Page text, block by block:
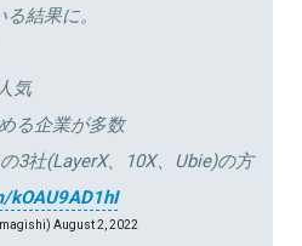
結果に。
気
る企業が多数
3社(LayerX、10X、Ubie)の方
kOAU9AD1hI
August 2, 2022